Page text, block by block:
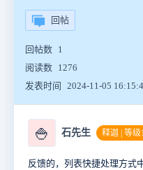
回帖
回帖数 1
阅读数 1276
发表时间
2024-11-05
🍚 石先生 释迦 | 等级
反馈的，列表快捷处理方式